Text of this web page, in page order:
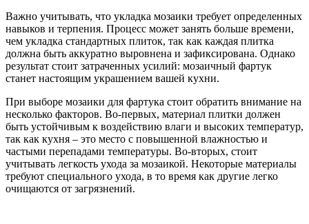
Важно учитывать, что укладка мозаики требует определенных
навыков и терпения. Процесс может занять больше времени,
чем укладка стандартных плиток, так как каждая плитка
должна быть аккуратно выровнена и зафиксирована. Однако
результат стоит затраченных усилий: мозаичный фартук
станет настоящим украшением вашей кухни.
При выборе мозаики для фартука стоит обратить внимание на
несколько факторов. Во-первых, материал плитки должен
быть устойчивым к воздействию влаги и высоких температур,
так как кухня – это место с повышенной влажностью и
частыми перепадами температуры. Во-вторых, стоит
учитывать легкость ухода за мозаикой. Некоторые материалы
требуют специального ухода, в то время как другие легко
очищаются от загрязнений.